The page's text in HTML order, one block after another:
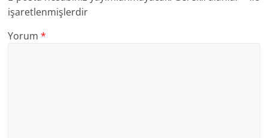
işaretlenmişlerdir
Yorum*